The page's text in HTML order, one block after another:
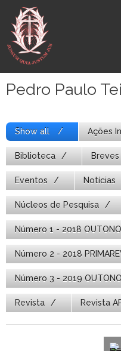
para
conteúdo
Pedro Paulo
Show all Ações
Biblioteca
Eventos Notícias
Núcleos de Pesquisa
Número 1 - 2018
Número 2 - 2018
Número 3 - 2019
Revista Revista